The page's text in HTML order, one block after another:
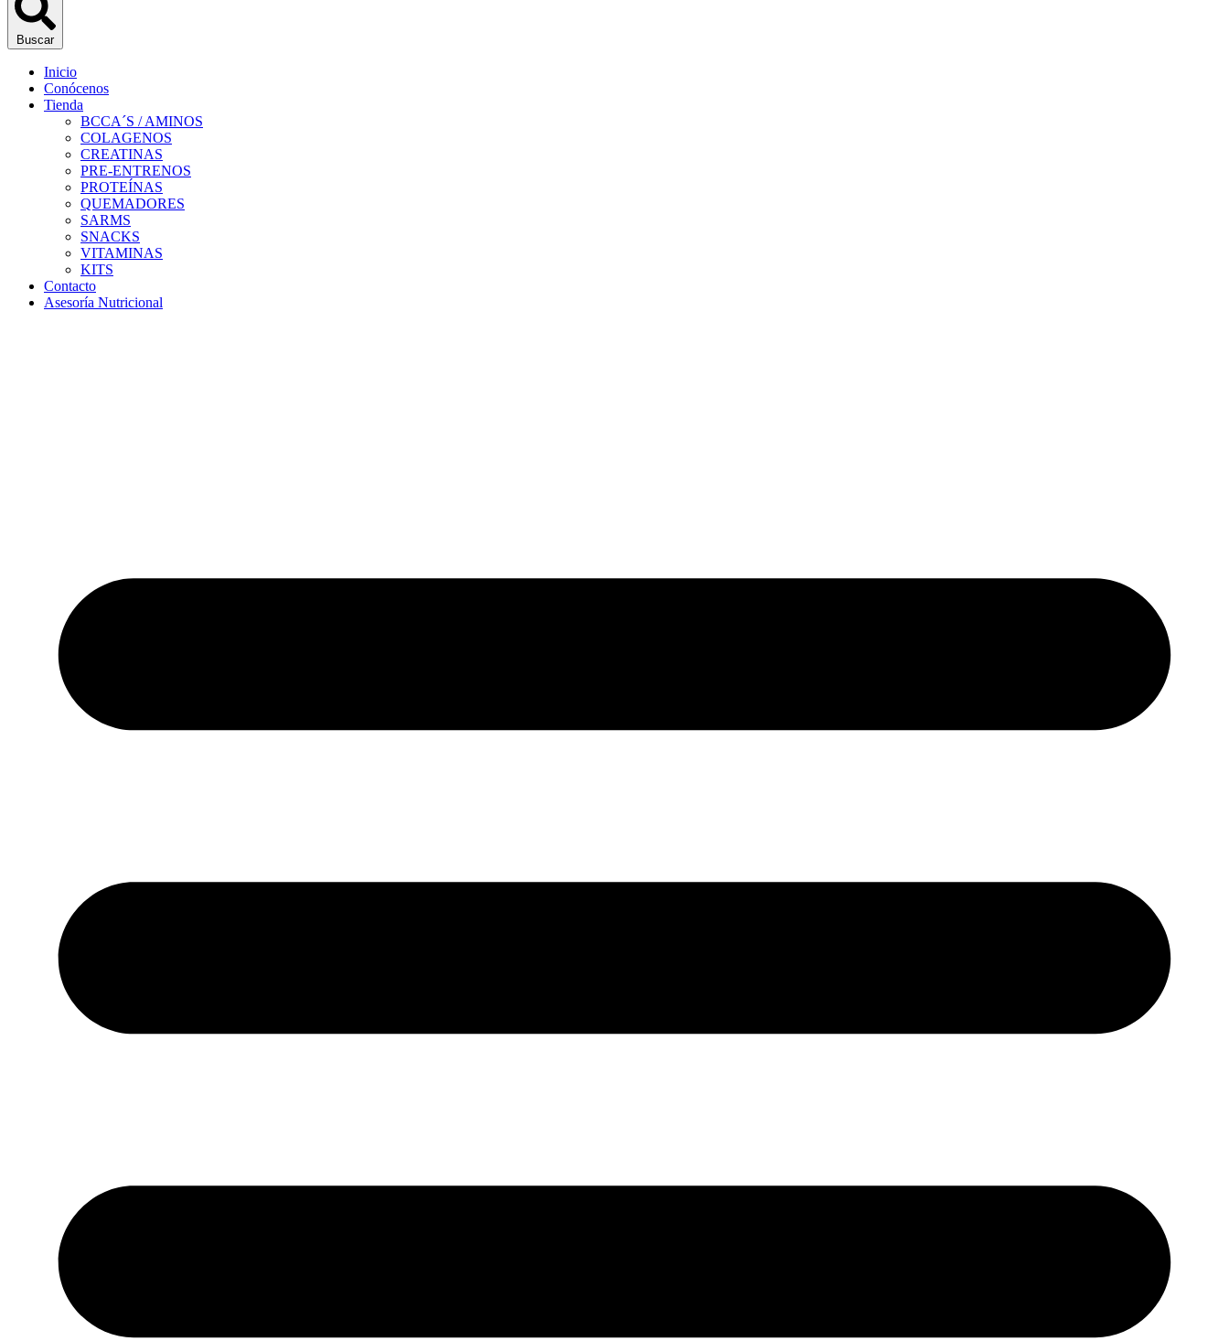
Buscar
Inicio
Conócenos
Tienda
BCCA´S / AMINOS
COLAGENOS
CREATINAS
PRE-ENTRENOS
PROTEÍNAS
QUEMADORES
SARMS
SNACKS
VITAMINAS
KITS
Contacto
Asesoría Nutricional